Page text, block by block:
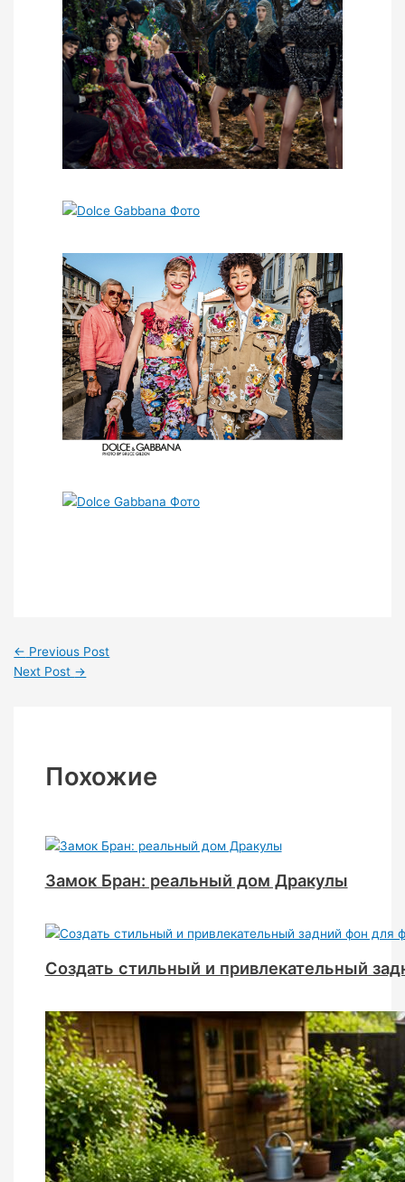
← Previous Post
Next Post →
Похожие
Замок Бран: реальный дом Дракулы
Создать стильный и привлекательный